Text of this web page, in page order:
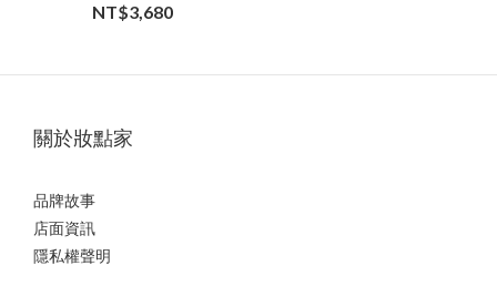
NT$3,680
關於妝點家
品牌故事
店面資訊
隱私權聲明